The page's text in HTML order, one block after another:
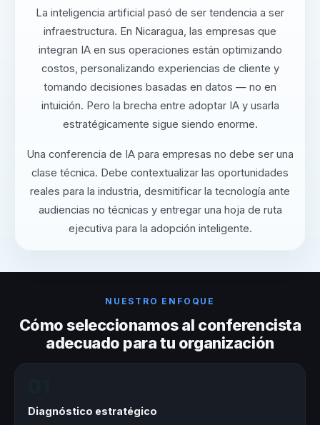
La inteligencia artificial pasó de ser tendencia a ser
infraestructura. En Nicaragua, las empresas que
integran IA en sus operaciones están optimizando
costos, personalizando experiencias de cliente y
tomando decisiones basadas en datos — no en
intuición. Pero la brecha entre adoptar IA y usarla
estratégicamente sigue siendo enorme.
Una conferencia de IA para empresas no debe ser una
clase técnica. Debe contextualizar las oportunidades
reales para la industria, desmitificar la tecnología ante
audiencias no técnicas y entregar una hoja de ruta
ejecutiva para la adopción inteligente.
NUESTRO ENFOQUE
Cómo seleccionamos al conferencista
adecuado para tu organización
Diagnóstico estratégico